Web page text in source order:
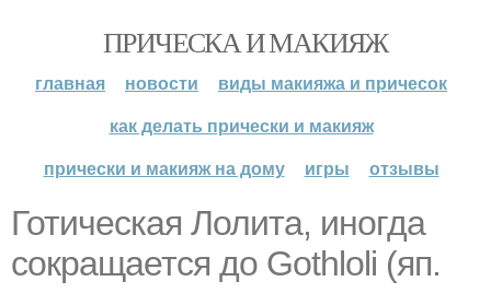
ПРИЧЕСКА И МАКИЯЖ
главная новости
виды макияжа и причесок
как делать прически и макияж
прически и макияж на дому
игры отзывы
Готическая Лолита, иногда
сокращается до Gothloli (яп.